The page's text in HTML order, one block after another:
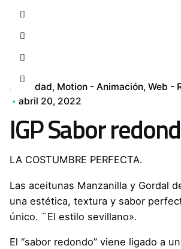
Identidad Motion - Animación Web -
abril 20, 2022
IGP Sabor
LA COSTUMBRE PERFECTA.
Las aceitunas Manzanilla y Gordal
una estética, textura y sabor
único. ¨El estilo sevillano».
El “sabor redondo” viene ligado a